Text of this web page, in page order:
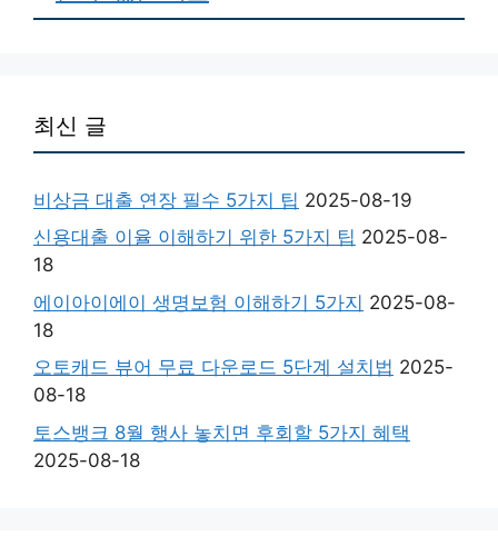
최신 글
비상금 대출 연장 필수 5가지 팁 2025-08-19
신용대출 이율 이해하기 위한 5가지 팁 2025-08-
18
에이아이에이 생명보험 이해하기 5가지 2025-08-
18
오토캐드 뷰어 무료 다운로드 5단계 설치법 2025-
08-18
토스뱅크 8월 행사 놓치면 후회할 5가지 혜택
2025-08-18